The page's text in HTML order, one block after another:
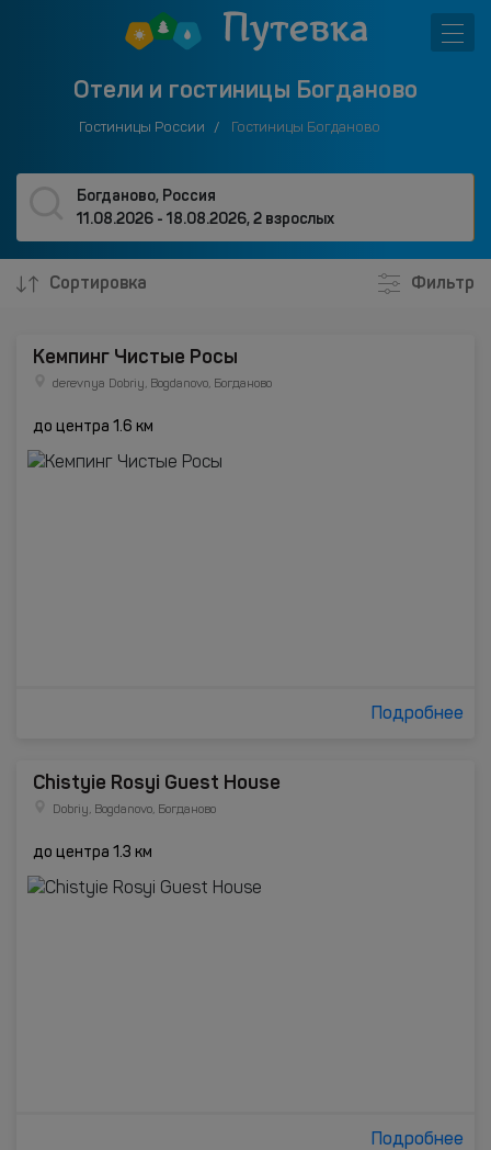
Отели и гостиницы Богданово
Гостиницы России Гостиницы Богданово
Богданово, Россия
11.08.2026 - 18.08.2026,2 взрослых
Сортировка Фильтр
Кемпинг Чистые Росы
derevnya Dobriy, Bogdanovo, Богданово
до центра 1.6 км
Подробнее
Chistyie Rosyi Guest House
Dobriy, Bogdanovo, Богданово
до центра 1.3 км
Подробнее